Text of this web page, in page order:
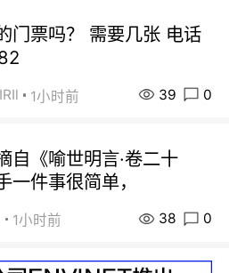
门票吗？ 需要几张 电话
1小时前 39 0
自《喻世明言·卷二十
件事很简单，
1小时前 38 0